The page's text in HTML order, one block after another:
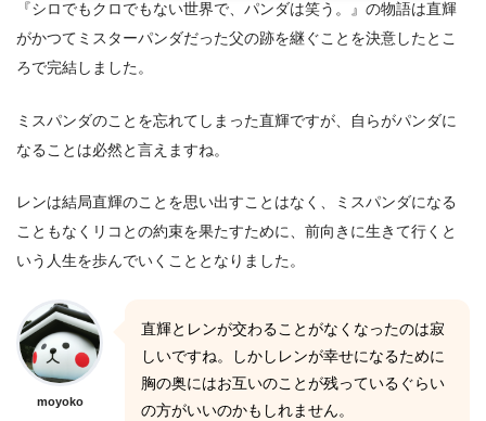
『シロでもクロでもない世界で、パンダは笑う。』の物語は直輝
がかつてミスターパンダだった父の跡を継ぐことを決意したとこ
ろで完結しました。
ミスパンダのことを忘れてしまった直輝ですが、自らがパンダに
なることは必然と言えますね。
レンは結局直輝のことを思い出すことはなく、ミスパンダになる
こともなくリコとの約束を果たすために、前向きに生きて行くと
いう人生を歩んでいくこととなりました。
moyoko
直輝とレンが交わることがなくなったのは寂
しいですね。しかしレンが幸せになるために
胸の奥にはお互いのことが残っているぐらい
の方がいいのかもしれません。